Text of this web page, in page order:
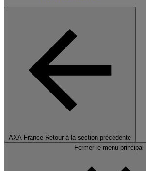
AXA France Retour à la section précédente
Fermer le menu principal